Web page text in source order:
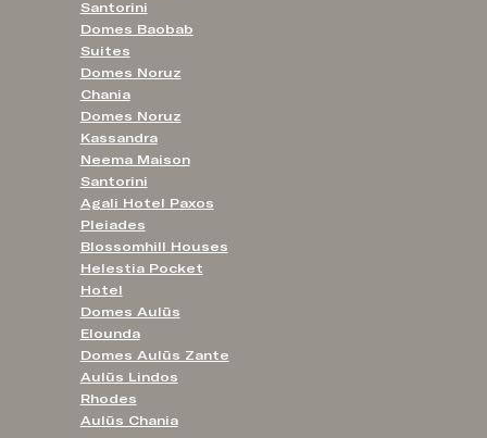
Santorini
Domes Baobab
Suites
Domes Noruz
Chania
Domes Noruz
Kassandra
Neema Maison
Santorini
Agali Hotel Paxos
Pleiades
Blossomhill Houses
Helestia Pocket
Hotel
Domes Aulūs
Elounda
Domes Aulūs Zante
Aulūs Lindos
Rhodes
Aulūs Chania